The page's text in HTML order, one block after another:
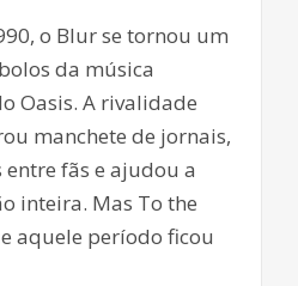
o Blur se tornou um
da música
Oasis. A rivalidade
manchete de jornais,
fãs e ajudou a
inteira. Mas To the
aquele período ficou